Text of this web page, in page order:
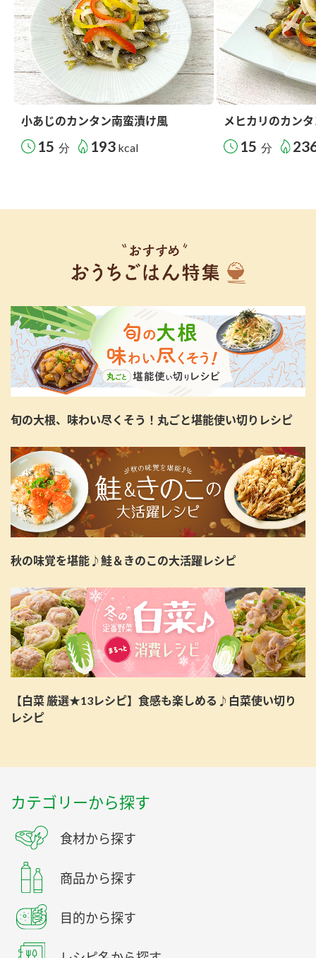
小あじのカンタン南蛮漬け風
15 分 193 kcal
メヒカリのカン
15 分
旬の大根、味わい尽くそう！丸ごと堪能使い切りレシピ
秋の味覚を堪能♪鮭＆きのこの大活躍レシピ
【白菜 厳選★13レシピ】食感も楽しめる♪白菜使い切り
レシピ
カテゴリーから探す
食材から探す
商品から探す
目的から探す